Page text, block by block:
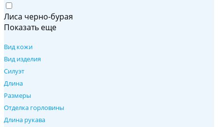
Лиса черно-бурая
Показать еще
Вид кожи
Вид изделия
Силуэт
Длина
Размеры
Отделка горловины
Длина рукава